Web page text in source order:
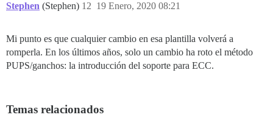
Stephen (Stephen) 19 Enero, 2020 08:21
12
Mi punto es que cualquier cambio en esa plantilla volverá a
romperla. En los últimos años, solo un cambio ha roto el método
PUPS/ganchos: la introducción del soporte para ECC.
Temas relacionados